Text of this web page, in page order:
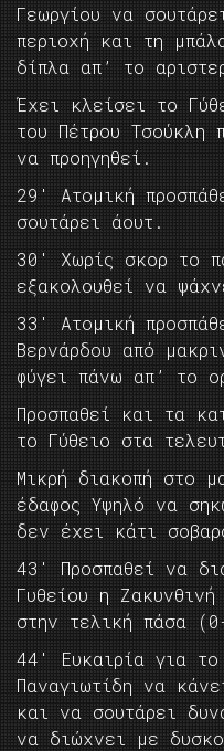
Γεωργίου να
περιοχή και τη
δίπλα απ’ το
Έχει κλείσει το
του Πέτρου Τσούκλη
να προηγηθεί.
29′ Ατομική
σουτάρει άουτ.
30′ Χωρίς σκορ το
εξακολουθεί να
33′ Ατομική
Βερνάρδου από
φύγει πάνω απ’ το
Προσπαθεί και τα
το Γύθειο στα
Μικρή διακοπή στο
έδαφος Υψηλό να
δεν έχει κάτι
43′ Προσπαθεί να
Γυθείου η
στην τελική πάσα
44′ Ευκαιρία για
Παναγιωτίδη να
και να σουτάρει
να διώχνει με